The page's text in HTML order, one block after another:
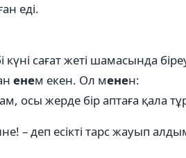
еді.
күні сағат жеті шамасында
енем екен. Ол менен:
осы жерде бір аптаға қала
– деп есікті тарс жауып